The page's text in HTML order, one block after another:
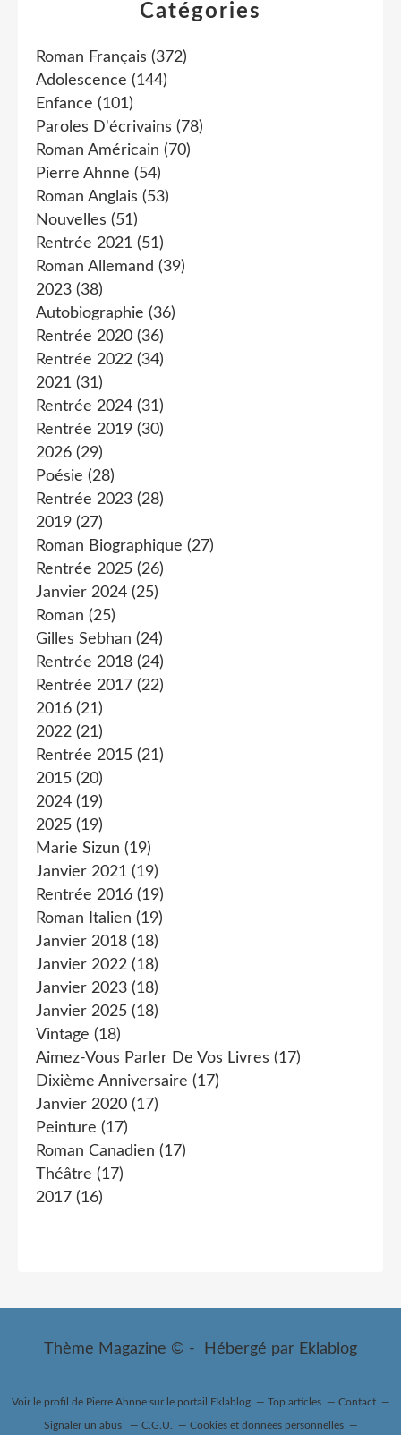
Catégories
Roman Français (372)
Adolescence (144)
Enfance (101)
Paroles D'écrivains (78)
Roman Américain (70)
Pierre Ahnne (54)
Roman Anglais (53)
Nouvelles (51)
Rentrée 2021 (51)
Roman Allemand (39)
2023 (38)
Autobiographie (36)
Rentrée 2020 (36)
Rentrée 2022 (34)
2021 (31)
Rentrée 2024 (31)
Rentrée 2019 (30)
2026 (29)
Poésie (28)
Rentrée 2023 (28)
2019 (27)
Roman Biographique (27)
Rentrée 2025 (26)
Janvier 2024 (25)
Roman (25)
Gilles Sebhan (24)
Rentrée 2018 (24)
Rentrée 2017 (22)
2016 (21)
2022 (21)
Rentrée 2015 (21)
2015 (20)
2024 (19)
2025 (19)
Marie Sizun (19)
Janvier 2021 (19)
Rentrée 2016 (19)
Roman Italien (19)
Janvier 2018 (18)
Janvier 2022 (18)
Janvier 2023 (18)
Janvier 2025 (18)
Vintage (18)
Aimez-Vous Parler De Vos Livres (17)
Dixième Anniversaire (17)
Janvier 2020 (17)
Peinture (17)
Roman Canadien (17)
Théâtre (17)
2017 (16)
Thème Magazine © - Hébergé par Eklablog
Voir le profil de Pierre Ahnnesur le portail Eklablog Top articles Contact
Signaler un abus C.G.U. Cookies et données personnelles